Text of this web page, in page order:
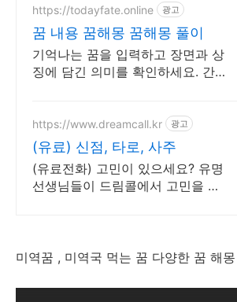
https://todayfate.online 광고
꿈 내용 꿈해몽 꿈해몽 풀이
기억나는 꿈을 입력하고 장면과 상
징에 담긴 의미를 확인하세요. 간
https://www.dreamcall.kr 광고
(유료) 신점, 타로, 사주
(유료전화) 고민이 있으세요? 유명
선생님들이 드림콜에서 고민을 해
미역꿈 , 미역국 먹는 꿈 다양한 꿈 해